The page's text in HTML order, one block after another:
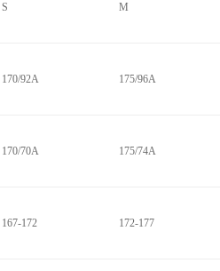
S M
170/92A 175/96A
170/70A 175/74A
167-172 172-177